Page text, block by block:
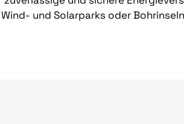
und Solarparks oder